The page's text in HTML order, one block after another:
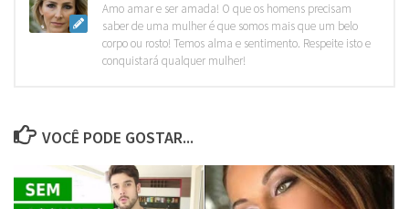
Amo amar e ser amada! O que os homens precisam
saber de uma mulher é que somos mais que um belo
corpo ou rosto! Temos alma e sentimento. Respeite isto e
conquistará qualquer mulher!
VOCÊ PODE GOSTAR...